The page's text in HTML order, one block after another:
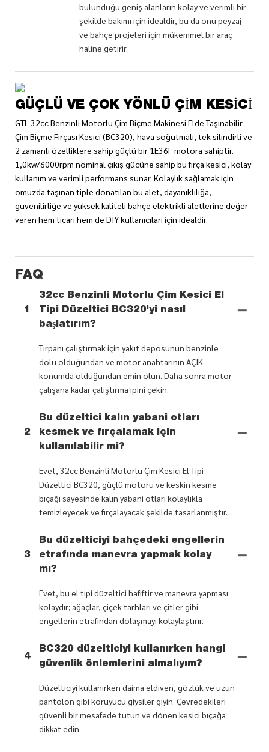
bulunduğu geniş alanların kolay ve verimli bir
şekilde bakımı için idealdir, bu da onu peyzaj
ve bahçe projeleri için mükemmel bir araç
haline getirir.
GÜÇLÜ VE ÇOK YÖNLÜ ÇIM KESICI
GTL 32cc Benzinli Motorlu Çim Biçme Makinesi Elde Taşınabilir
Çim Biçme Fırçası Kesici (BC320), hava soğutmalı, tek silindirli ve
2 zamanlı özelliklere sahip güçlü bir 1E36F motora sahiptir.
1,0kw/6000rpm nominal çıkış gücüne sahip bu fırça kesici, kolay
kullanım ve verimli performans sunar. Kolaylık sağlamak için
omuzda taşınan tiple donatılan bu alet, dayanıklılığa,
güvenilirliğe ve yüksek kaliteli bahçe elektrikli aletlerine değer
veren hem ticari hem de DIY kullanıcıları için idealdir.
FAQ
1
32cc Benzinli Motorlu Çim Kesici El
Tipi Düzeltici BC320'yi nasıl
başlatırım?
Tırpanı çalıştırmak için yakıt deposunun benzinle
dolu olduğundan ve motor anahtarının AÇIK
konumda olduğundan emin olun. Daha sonra motor
çalışana kadar çalıştırma ipini çekin.
2
Bu düzeltici kalın yabani otları
kesmek ve fırçalamak için
kullanılabilir mi?
Evet, 32cc Benzinli Motorlu Çim Kesici El Tipi
Düzeltici BC320, güçlü motoru ve keskin kesme
bıçağı sayesinde kalın yabani otları kolaylıkla
temizleyecek ve fırçalayacak şekilde tasarlanmıştır.
3
Bu düzelticiyi bahçedeki engellerin
etrafında manevra yapmak kolay
mı?
Evet, bu el tipi düzeltici hafiftir ve manevra yapması
kolaydır; ağaçlar, çiçek tarhları ve çitler gibi
engellerin etrafından dolaşmayı kolaylaştırır.
4
BC320 düzelticiyi kullanırken hangi
güvenlik önlemlerini almalıyım?
Düzelticiyi kullanırken daima eldiven, gözlük ve uzun
pantolon gibi koruyucu giysiler giyin. Çevredekileri
güvenli bir mesafede tutun ve dönen kesici bıçağa
dikkat edin.